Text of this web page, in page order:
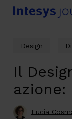
Skip
Design
Il
azione:
Lucia